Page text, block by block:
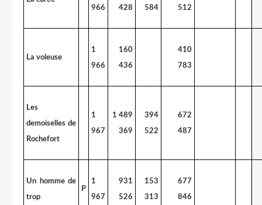
966
428
584
512
La voleuse
1
966
160
436
410
783
Les
demoiselles de
Rochefort
1
967
1 489
369
394
522
672
487
Un homme de
trop
P
1
967
931
526
153
313
677
846